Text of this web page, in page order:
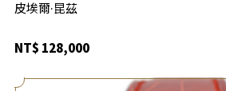
皮埃爾·昆茲
NT$ 128,000